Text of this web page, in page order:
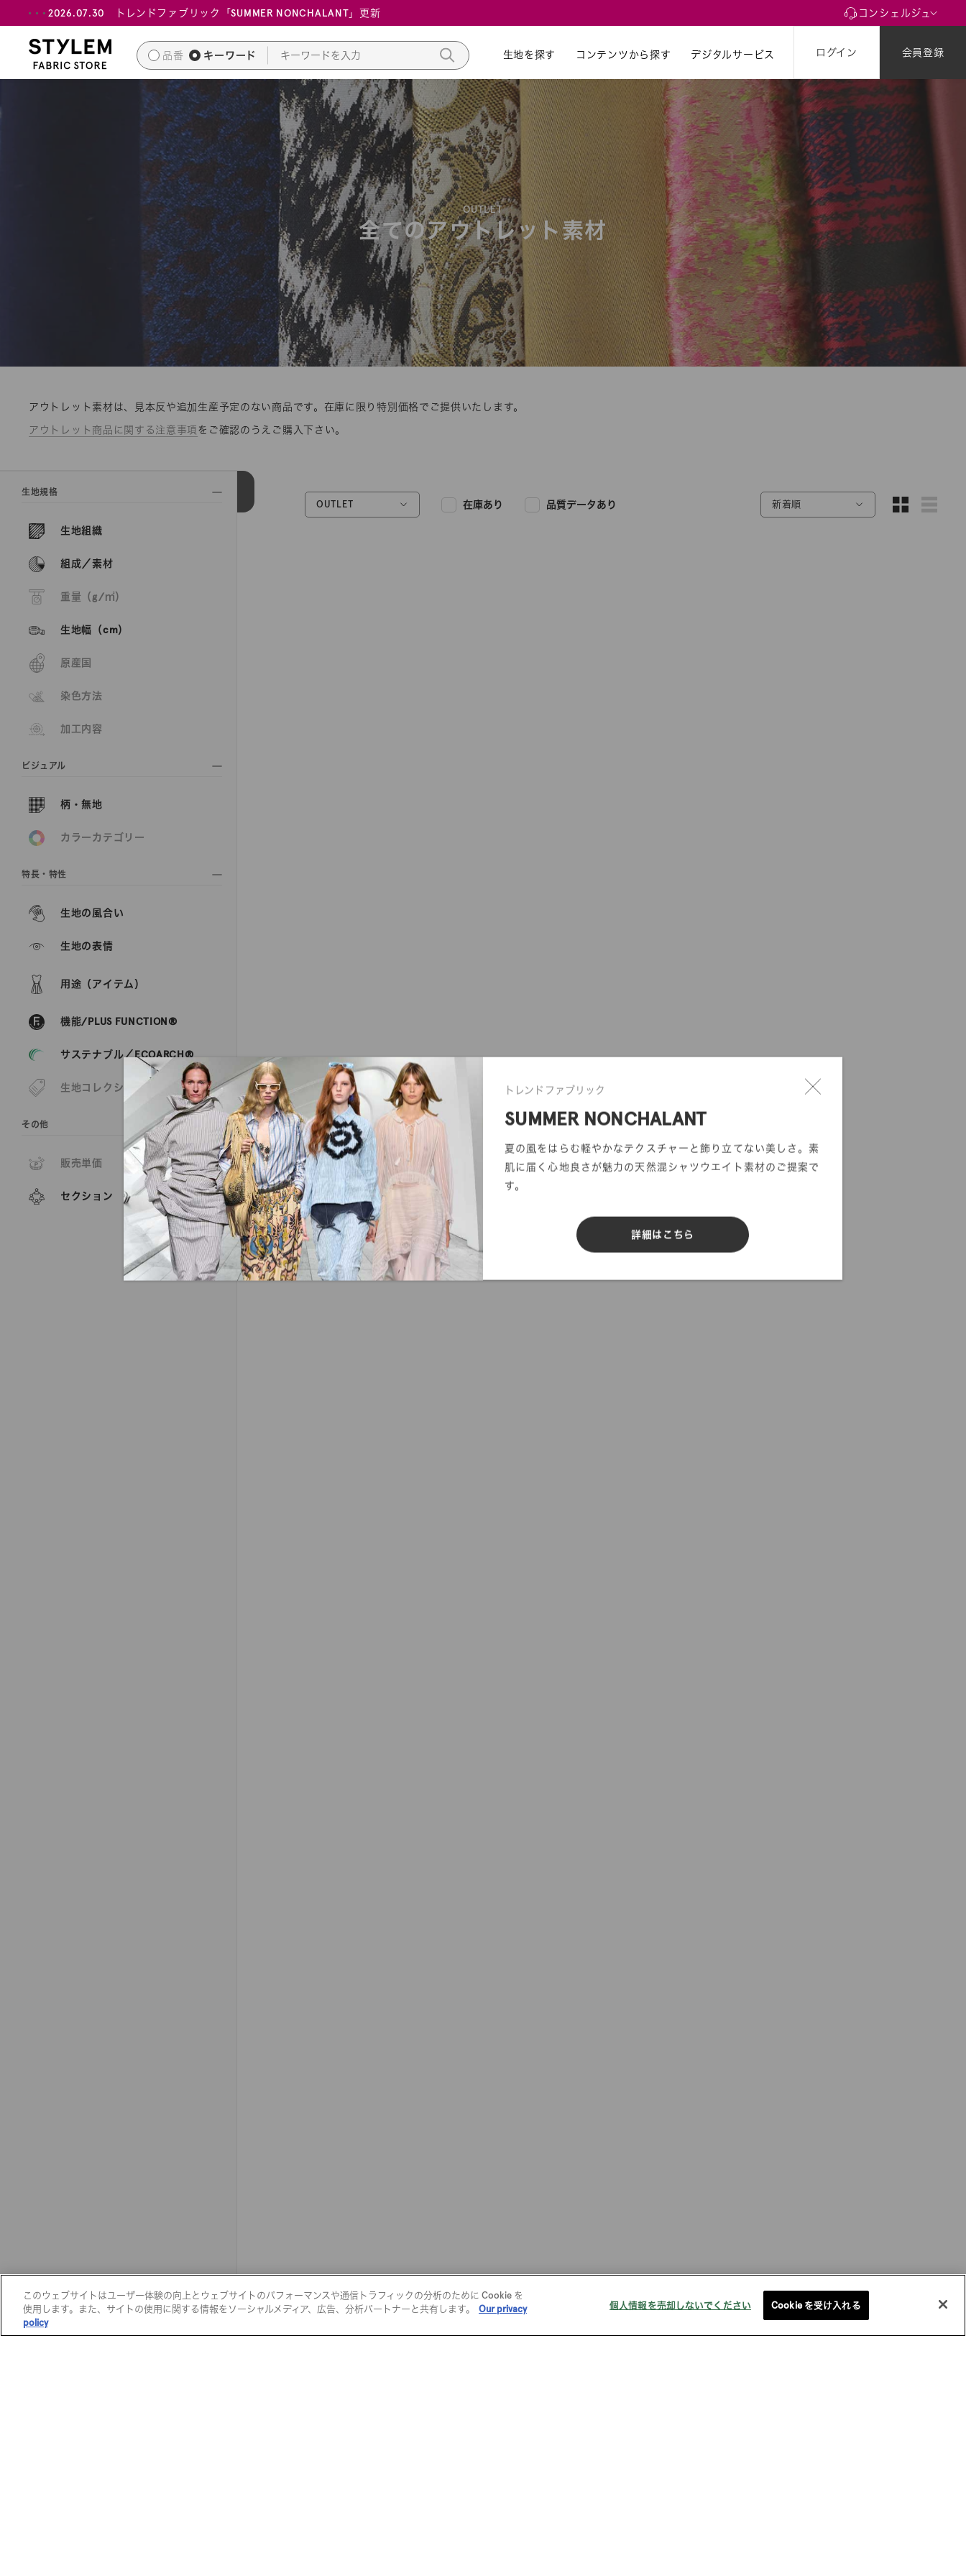
キ
し
トレンドファブリック
SUMMER NONCHALANT
夏の風をはらむ軽やかなテクスチャーと飾り立てない美しさ。素
肌に届く心地良さが魅力の天然混シャツウエイト素材のご提案で
す。
詳細はこちら
2026.07.30 トレンドファブリック「SUMMER NONCHALANT」更新 コンシェルジュ
品番 キーワード 生地を探す
生地を探す コンテンツから探す
コンテンツから探す デジタルサービス ログイン 会員登録
OUTLET
全てのアウトレット素材
アウトレット素材は、見本反や追加生産予定のない商品です。在庫に限り特別価格でご提供いたします。
アウトレット商品に関する注意事項 をご確認のうえご購入下さい。
生地規格
生地組織
組成／素材
重量（g/㎡）
生地幅（cm）
原産国
染色方法
加工内容
ビジュアル
柄・無地
カラーカテゴリー
特長・特性
生地の風合い
生地の表情
用途（アイテム）
機能/PLUS FUNCTION®
サステナブル／ECOARCH®
生地コレクション
その他
販売単価
セクション
新着順
品質データあり
在庫あり
OUTLET
新規会員登録・ログインをして
すべての商品を見る
すべての商品をご覧いただくには、会員登録が必要です。
このウェブサイトはユーザー体験の向上とウェブサイトのパフォーマンスや通信トラフィックの分析のために Cookie を
使用します。また、サイトの使用に関する情報をソーシャルメディア、広告、分析パートナーと共有します。
Our privacy
policy
個人情報を売却しないでください Cookie を受け入れる